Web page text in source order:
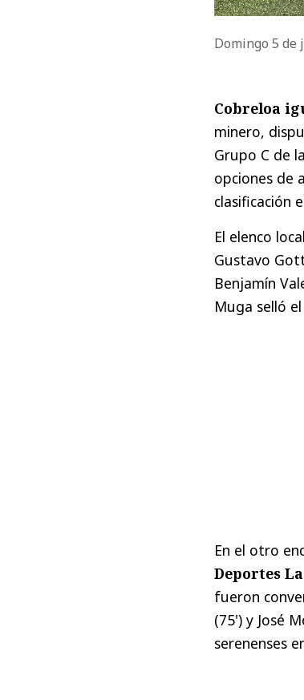
Domingo 5 de
Cobreloa
minero,
Grupo C de
opciones de
clasificación
El elenco
Gustavo
Benjamín
Muga selló
En el otro
Deportes
fueron
(75') y José
serenenses